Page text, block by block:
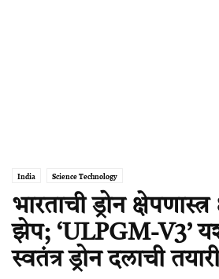
India Science Technology
भारताची ड्रोन क्षेपणास्त्र
झेप; ‘ULPGM-V3’
स्वतंत्र ड्रोन दलाची